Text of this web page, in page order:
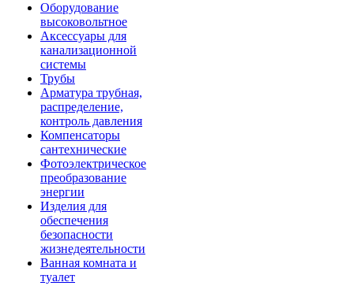
Оборудование
высоковольтное
Аксессуары для
канализационной
системы
Трубы
Арматура трубная,
распределение,
контроль давления
Компенсаторы
сантехнические
Фотоэлектрическое
преобразование
энергии
Изделия для
обеспечения
безопасности
жизнедеятельности
Ванная комната и
туалет